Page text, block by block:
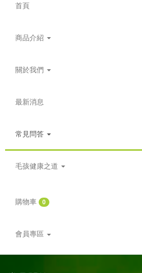
首頁
商品介紹
關於我們
最新消息
常見問答
毛孩健康之道
購物車 0
會員專區